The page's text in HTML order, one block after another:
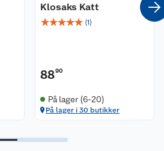
Klosaks Katt
☆☆☆☆☆ (1)
8890
På lager (6-20)
På lager i 30 butikker